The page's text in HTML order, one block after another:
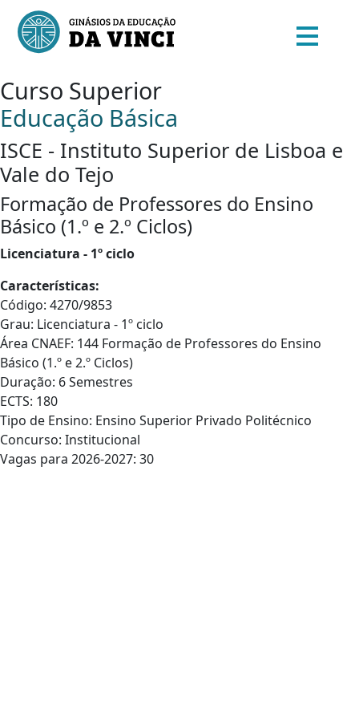
Curso Superior
Educação Básica
ISCE - Instituto Superior de Lisboa e
Vale do Tejo
Formação de Professores do Ensino
Básico (1.º e 2.º Ciclos)
Licenciatura - 1º ciclo
Características:
Código: 4270/9853
Grau: Licenciatura - 1º ciclo
Área CNAEF: 144 Formação de Professores do Ensino
Básico (1.º e 2.º Ciclos)
Duração: 6 Semestres
ECTS: 180
Tipo de Ensino: Ensino Superior Privado Politécnico
Concurso: Institucional
Vagas para 2026-2027: 30